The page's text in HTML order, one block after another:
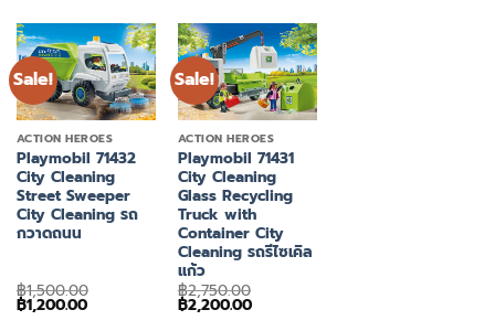
Sale!
ACTION HEROES
Playmobil 71432
City Cleaning
Street Sweeper
City Cleaning รถ
กวาดถนน
฿1,500.00
Original
price
฿1,200.00Current
Sale!
ACTION HEROES
Playmobil 71431
City Cleaning
Glass Recycling
Truck with
Container City
Cleaning รถรีไซเคิล
แก้ว
฿2,750.00
Original
price
฿2,200.00Current